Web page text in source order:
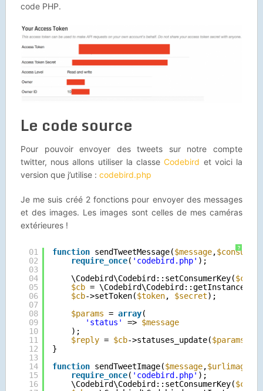
code PHP.
Le code source
Pour pouvoir envoyer des tweets sur notre compte
twitter, nous allons utiliser la classeCodebird et voici la
version que j’utilise : codebird.php
Je me suis créé 2 fonctions pour envoyer des messages
et des images. Les images sont celles de mes caméras
extérieures !
?
01
02
03
04
05
06
07
08
09
10
11
12
13
14
15
16
function sendTweetMessage($message,
require_once( 'codebird.php' );
\Codebird\Codebird::setConsumerKey(
$cb = \Codebird\Codebird::getInstance();
$cb->setToken($token, $secret);
$params = array(
'status'
=> $message
);
$reply = $cb->statuses_update($params
}
function sendTweetImage($message,$urlimage
require_once( 'codebird.php' );
\Codebird\Codebird::setConsumerKey(